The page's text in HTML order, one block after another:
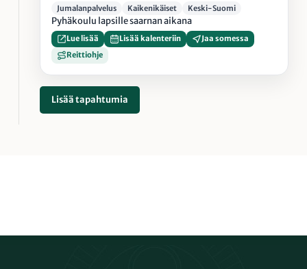
Jumalanpalvelus Kaikenikäiset Keski-Suomi
Pyhäkoulu lapsille saarnan aikana
Lue lisää Lisää kalenteriin
Jaa somessa
Reittiohje
Lisää tapahtumia